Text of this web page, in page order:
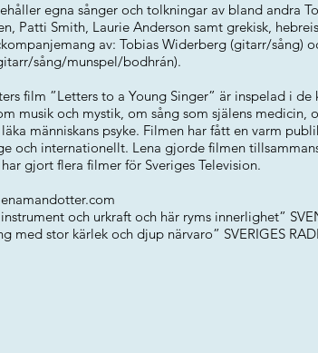
egna sånger och tolkningar av bland andra
Patti Smith, Laurie Anderson samt grekisk,
av: Tobias Widerberg (gitarr/sång)
sång/munspel/bodhrán).
film ”Letters to a Young Singer” är inspelad i de
musik och mystik, om sång som själens medicin,
människans psyke. Filmen har fått en varm
och internationellt. Lena gjorde filmen
gjort flera filmer för Sveriges Television.
och urkraft och här ryms innerlighet”
med stor kärlek och djup närvaro” SVERIGES